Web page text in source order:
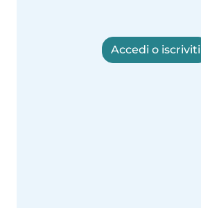
Accedi o iscriviti